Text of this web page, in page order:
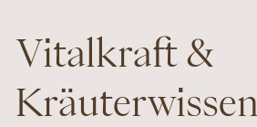
Vitalkraft &
Kräuterwissen